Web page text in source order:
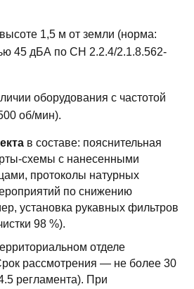
1,5 м от земли (норма:
45 дБА по СН 2.2.4/2.1.8.562-
оборудования с частотой
об/мин).
в составе: пояснительная
схемы с нанесенными
протоколы натурных
по снижению
установка рукавных фильтров
98 %).
отделе
рассмотрения — не более 30
регламента). При